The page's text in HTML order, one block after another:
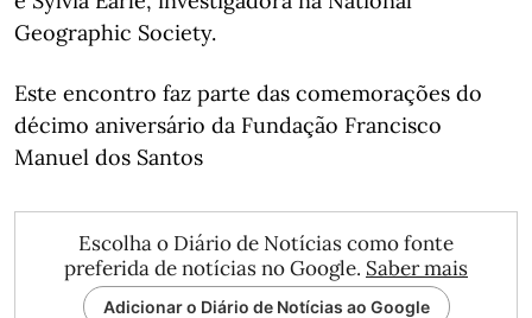
Geographic Society.
Este encontro faz parte das comemorações do
décimo aniversário da Fundação Francisco
Manuel dos Santos
Escolha o Diário de Notícias como fonte
preferida de notícias no Google. Saber mais
Adicionar o Diário de Notícias ao Google